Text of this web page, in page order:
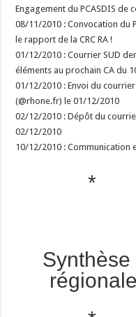
Engagement du PCASDIS de
08/11/2010 : Convocation du
le rapport de la CRC RA !
01/12/2010 : Courrier SUD
éléments au prochain CA du
01/12/2010 : Envoi du courrier
(@rhone.fr) le 01/12/2010
02/12/2010 : Dépôt du
02/12/2010
10/12/2010 : Communication
*